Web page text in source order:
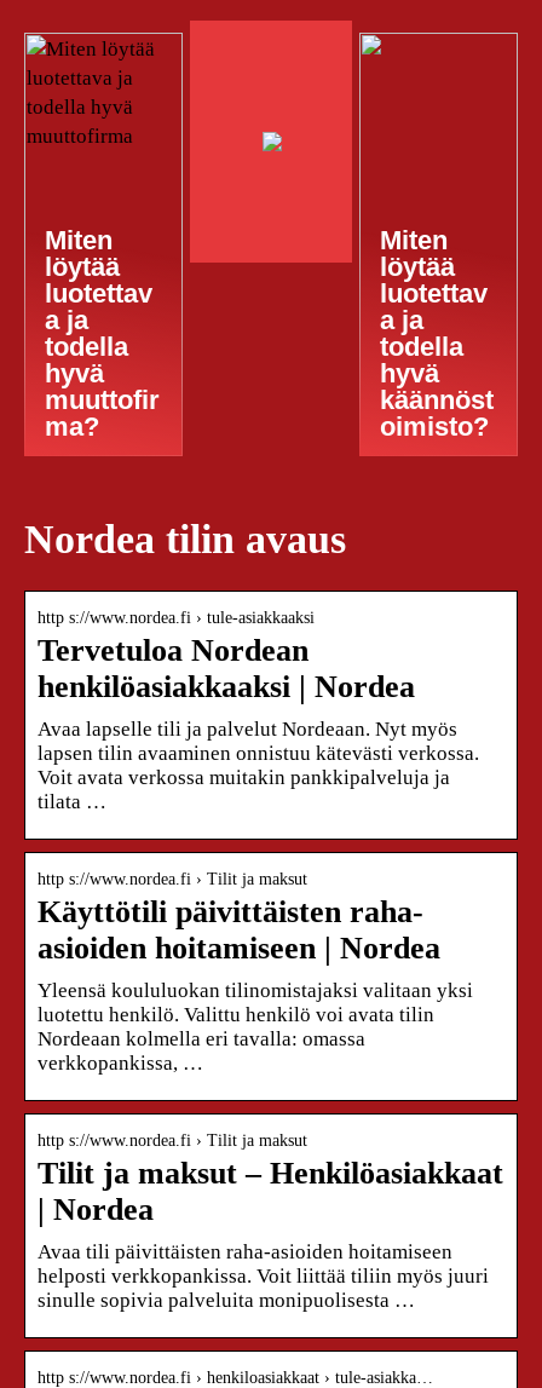
Miten
löytää
luotettav
a ja
todella
hyvä
muuttofir
ma?
Miten
löytää
luotettav
a ja
todella
hyvä
käännöst
oimisto?
Nordea tilin avaus
http s://www.nordea.fi › tule-asiakkaaksi
Tervetuloa Nordean
henkilöasiakkaaksi | Nordea
Avaa lapselle tili ja palvelut Nordeaan. Nyt myös
lapsen tilin avaaminen onnistuu kätevästi verkossa.
Voit avata verkossa muitakin pankkipalveluja ja
tilata …
http s://www.nordea.fi › Tilit ja maksut
Käyttötili päivittäisten raha-
asioiden hoitamiseen | Nordea
Yleensä koululuokan tilinomistajaksi valitaan yksi
luotettu henkilö. Valittu henkilö voi avata tilin
Nordeaan kolmella eri tavalla: omassa
verkkopankissa, …
http s://www.nordea.fi › Tilit ja maksut
Tilit ja maksut – Henkilöasiakkaat
| Nordea
Avaa tili päivittäisten raha-asioiden hoitamiseen
helposti verkkopankissa. Voit liittää tiliin myös juuri
sinulle sopivia palveluita monipuolisesta …
http s://www.nordea.fi › henkiloasiakkaat › tule-asiakka…